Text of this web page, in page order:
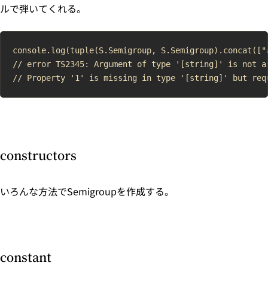
ルで弾いてくれる。
console.log(tuple(S.Semigroup,
// error TS2345: Argument of type '[string]' is not
constructors
いろんな方法でSemigroupを作成する。
constant